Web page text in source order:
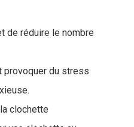
de réduire le nombre
provoquer du stress
clochette